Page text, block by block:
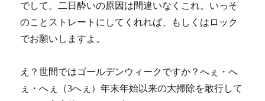
でして。二日酔いの原因は間違いなくこれ。いっそ
のことストレートにしてくれれば、もしくはロック
でお願いしますよ。
え？世間ではゴールデンウィークですか？へぇ・へ
ぇ・へぇ（3へぇ）年末年始以来の大掃除を敢行して